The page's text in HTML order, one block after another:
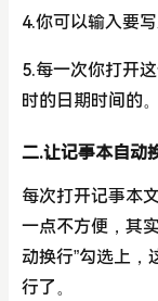
4.你可以输入要
5.每一次你打开
时的日期时间的。
二.让记事本自动
每次打开记事本
一点不方便，其
动换行”勾选上
行了。